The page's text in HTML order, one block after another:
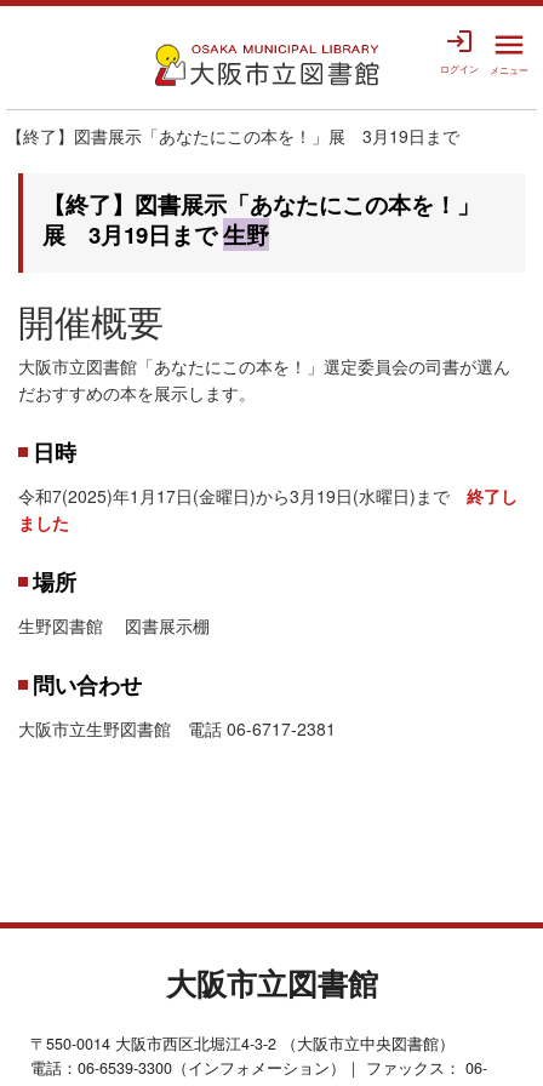
login
ログイン
menu
メニュー
【終了】図書展示「あなたにこの本を！」展 3月19日まで
【終了】図書展示「あなたにこの本を！」
展 3月19日まで生野
開催概要
大阪市立図書館「あなたにこの本を！」選定委員会の司書が選ん
だおすすめの本を展示します。
日時
令和7(2025)年1月17日(金曜日)から3月19日(水曜日)まで 終了し
ました
場所
生野図書館 図書展示棚
問い合わせ
大阪市立生野図書館 電話 06-6717-2381
大阪市立図書館
〒550-0014 大阪市西区北堀江4-3-2 （大阪市立中央図書館）
電話：06-6539-3300（インフォメーション）｜ ファックス： 06-